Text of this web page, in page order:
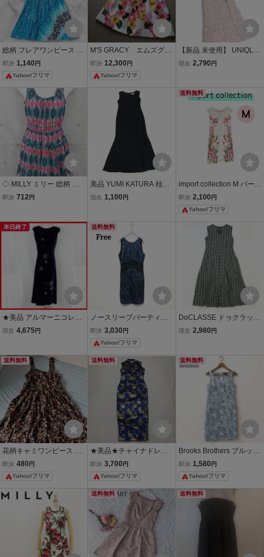
総柄 フレアワンピース 花
柄 ノースリーブ 青 XL相
当
即決 1,140 円
Yahoo!フリマ
M'S GRACY エムズグレ
イシー ノースリーブ ドレ
ス ワンピース ピンク 花柄
即決 12,300 円
Yahoo!フリマ
【新品 未使用】 UNIQLO
ユニクロ LIBERTY リバテ
ース Sz.M レディース
現在 2,790 円
◇ MILLY ミリー 総柄 ノ
ースリーブ ミニ ワンピー
即決 712 円
美品 YUMI KATURA 桂由
美ノースリーブ レイヤー
製 ブラックフォーマル レ
ディース 婦人
現在 1,100 円
送料無料
import collection M パーテ
ィー ドレス ワンピース夏
服 ノースリーブ ひざ丈 花
柄 サマーセール
即決 2,100 円
Yahoo!フリマ
本日終了
★美品 アルマーニコレツ
ィオーニ ノースリーブド
ピース&1953600108
現在 4,675円
送料無料
ノースリーブパーティー
ドレス 青 黒 スパン
コール タイトシルエッ
ト 661 ノースリーブ ワ
ンピース 結婚式 ドレス ひ
即決 3,030 円
Yahoo!フリマ
DoCLASSE ドゥクラッセ
ワンピース ロング丈 幾何
グリーン系 おしゃれ 個性
的 △1647y
現在 2,980 円
送料無料
花柄キャミワンピース ブ
ラック 総柄 ノースリーブ
即決 480 円
Yahoo!フリマ
送料無料
★美品★チャイナドレ
ス ロングワンピース
パーティードレス 紺
ールド 花柄 ノースリーブ
即決 3,700 円
Yahoo!フリマ
送料無料
Brooks Brothers ブルック
スブラザーズ 花柄 ワンピ
ース M 膝丈 総柄 ノース
即決 1,580 円
Yahoo!フリマ
送料無料 送料無料